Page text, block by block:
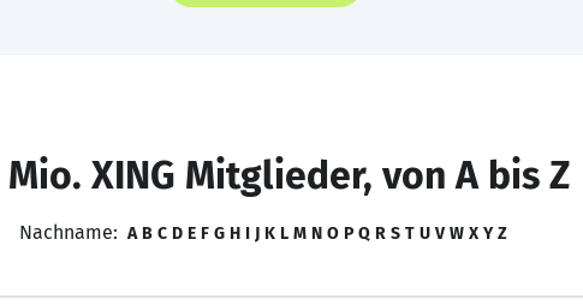
Mio. XING Mitglieder, von A bis Z
Nachname: A B C D E F G H I J K L M N O P Q R S T U V W X Y Z